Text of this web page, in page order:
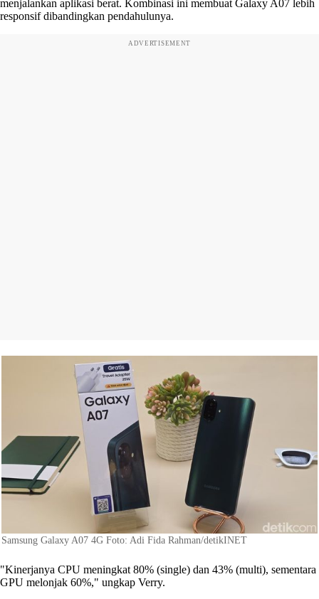
menjalankan aplikasi berat. Kombinasi ini membuat Galaxy A07 lebih
responsif dibandingkan pendahulunya.
ADVERTISEMENT
Samsung Galaxy A07 4G Foto: Adi Fida Rahman/detikINET
"Kinerjanya CPU meningkat 80% (single) dan 43% (multi), sementara
GPU melonjak 60%," ungkap Verry.